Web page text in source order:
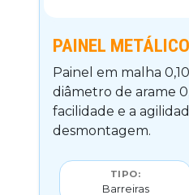
PAINEL METÁLICO
Painel em malha
diâmetro de arame
facilidade e a
desmontagem.
TIPO:
Barreiras